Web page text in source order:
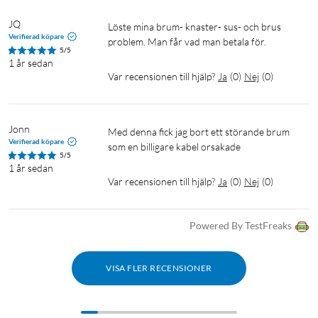
JQ
Verifierad köpare
5/5
1 år sedan
Löste mina brum- knaster- sus- och brus
problem. Man får vad man betala för.
Var recensionen till hjälp? Ja (0) Nej (0)
Jonn
Verifierad köpare
5/5
1 år sedan
Med denna fick jag bort ett störande brum
som en billigare kabel orsakade
Var recensionen till hjälp? Ja (0) Nej (0)
Powered By TestFreaks
VISA FLER RECENSIONER